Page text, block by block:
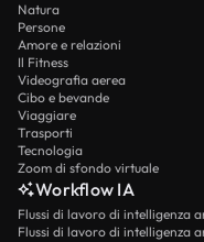
Natura
Persone
Amore e relazioni
Il Fitness
Videografia aerea
Cibo e bevande
Viaggiare
Trasporti
Tecnologia
Zoom di sfondo virtuale
Workflow IA
Flussi di lavoro di intelligenza